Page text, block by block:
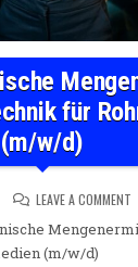
für
(m/w/d)
LEAVE A COMMENT
(m/w/d)